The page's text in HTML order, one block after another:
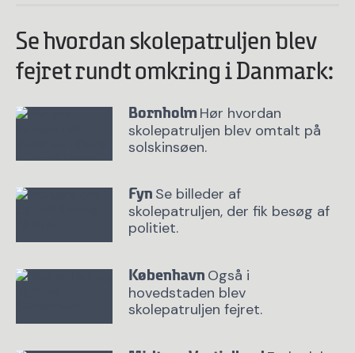
Se hvordan skolepatruljen blev
fejret rundt omkring i Danmark:
BornholmHør hvordan
skolepatruljen blev omtalt på
solskinsøen.
Fyn Se billeder af
skolepatruljen, der fik besøg af
politiet.
København Også i
hovedstaden blev
skolepatruljen fejret.